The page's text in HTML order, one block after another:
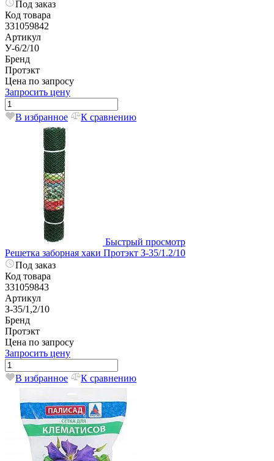
Под заказ
Код товара
331059842
Артикул
У-6/2/10
Бренд
Протэкт
Цена по запросу
Запросить цену
В избранное К сравнению
Быстрый просмотр
Решетка заборная хаки Протэкт З-35/1.2/10
Под заказ
Код товара
331059843
Артикул
З-35/1,2/10
Бренд
Протэкт
Цена по запросу
Запросить цену
В избранное К сравнению